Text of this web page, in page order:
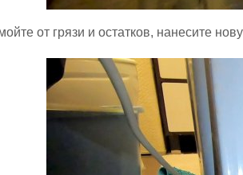
от грязи и остатков, нанесите